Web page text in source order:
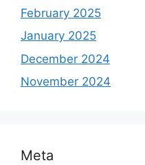
February 2025
January 2025
December 2024
November 2024
Meta